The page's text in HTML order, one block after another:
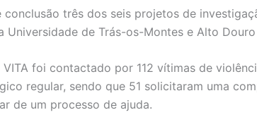
conclusão três dos seis projetos de
Universidade de Trás-os-Montes e Alto
foi contactado por 112 vítimas de
regular, sendo que 51 solicitaram uma
de um processo de ajuda.